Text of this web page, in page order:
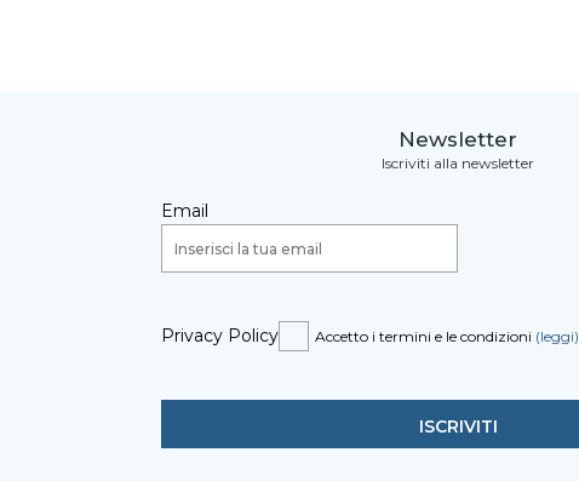
Newsletter
Iscriviti alla newsletter
Email
Privacy Policy Accetto i termini e le condizioni (leggi)